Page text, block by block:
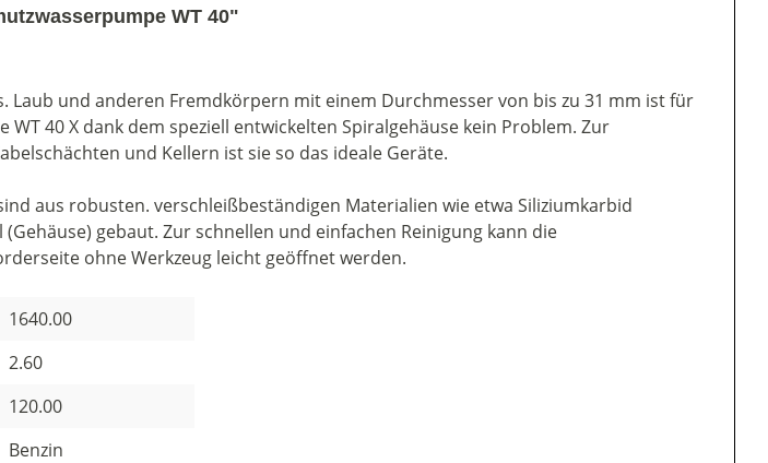
WT 40"
Laub und anderen Fremdkörpern mit einem Durchmesser von bis zu 31 mm ist für
WT 40 X dank dem speziell entwickelten Spiralgehäuse kein Problem. Zur
und Kellern ist sie so das ideale Geräte.
aus robusten. verschleißbeständigen Materialien wie etwa Siliziumkarbid
gebaut. Zur schnellen und einfachen Reinigung kann die
ohne Werkzeug leicht geöffnet werden.
1640.00
2.60
120.00
Benzin